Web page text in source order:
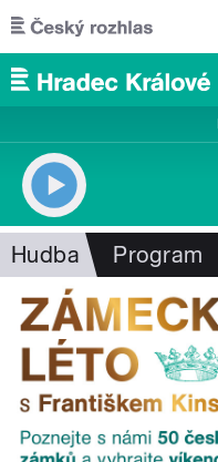
Přejít k hlavnímu obsahu
Hudba Program